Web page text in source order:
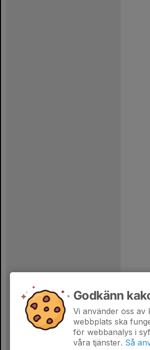
Godkänn
Vi använder oss
webbplats ska
för webbanalys i
våra tjänster. Så